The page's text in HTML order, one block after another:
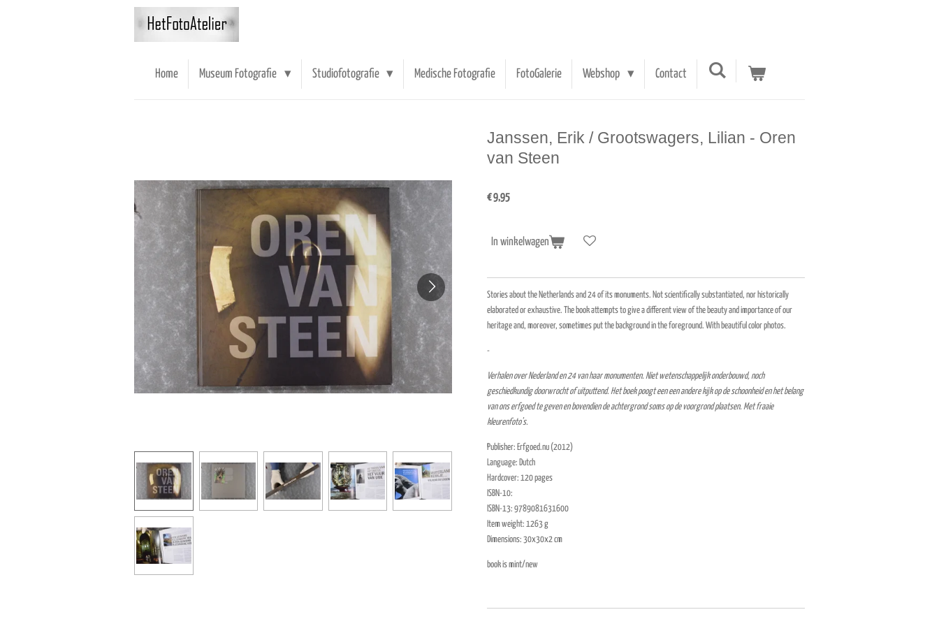
Home Museum Fotografie Studiofotografie Medische Fotografie FotoGalerie Webshop Contact
Janssen, Erik / Grootswagers, Lilian - Oren
van Steen
€ 9,95
In winkelwagen
Stories about the Netherlands and 24 of its monuments. Not scientifically substantiated, nor historically
elaborated or exhaustive. The book attempts to give a different view of the beauty and importance of our
heritage and, moreover, sometimes put the background in the foreground. With beautiful color photos.
-
Verhalen over Nederland en 24 van haar monumenten. Niet wetenschappelijk onderbouwd, noch
geschiedkundig doorwrocht of uitputtend. Het boek poogt een een andere kijk op de schoonheid en het belang
van ons erfgoed te geven en bovendien de achtergrond soms op de voorgrond plaatsen. Met fraaie
kleurenfoto's.
Publisher: Erfgoed.nu (2012)
Language: Dutch
Hardcover: 120 pages
ISBN-10:
ISBN-13: 9789081631600
Item weight: 1263 g
Dimensions: 30x30x2 cm
book is mint/new